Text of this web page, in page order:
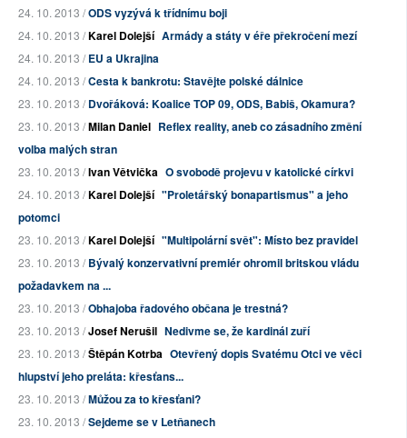
24. 10. 2013 /ODS vyzývá k třídnímu boji
24. 10. 2013 /Karel Dolejší Armády a státy v éře překročení mezí
24. 10. 2013 /EU a Ukrajina
24. 10. 2013 /Cesta k bankrotu: Stavějte polské dálnice
23. 10. 2013 /Dvořáková: Koalice TOP 09, ODS, Babiš, Okamura?
23. 10. 2013 /Milan Daniel Reflex reality, aneb co zásadního změní
volba malých stran
23. 10. 2013 /Ivan Větvička O svobodě projevu v katolické církvi
24. 10. 2013 /Karel Dolejší "Proletářský bonapartismus" a jeho
potomci
23. 10. 2013 /Karel Dolejší "Multipolární svět": Místo bez pravidel
23. 10. 2013 /Bývalý konzervativní premiér ohromil britskou vládu
požadavkem na ...
23. 10. 2013 /Obhajoba řadového občana je trestná?
23. 10. 2013 /Josef Nerušil Nedivme se, že kardinál zuří
23. 10. 2013 /Štěpán Kotrba Otevřený dopis Svatému Otci ve věci
hlupství jeho preláta: křesťans...
23. 10. 2013 /Můžou za to křesťani?
23. 10. 2013 /Sejdeme se v Letňanech